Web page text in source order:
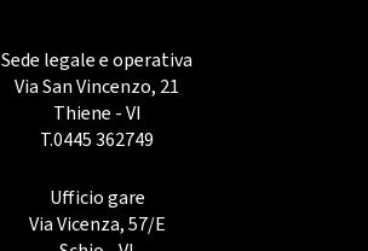
Sede legale e operativa
Via San Vincenzo, 21
Thiene - VI
T.0445 362749
Ufficio gare
Via Vicenza, 57/E